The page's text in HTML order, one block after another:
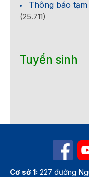
Thông báo
(25.711)
Tuyển sinh
Cơ sở 1: 227 đường